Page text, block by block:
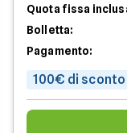
Quota fissa
Bolletta:
Pagamento:
100€ di